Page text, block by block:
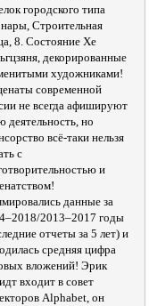
городского типа
Строительная
8. Состояние Хе
декорированные
художниками!
современной
не всегда афишируют
деятельность, но
всё-таки нельзя
с
и
данные за
2013–2017 годы
отчеты за 5 лет) и
средняя цифра
вложений! Эрик
входит в совет
Alphabet, он